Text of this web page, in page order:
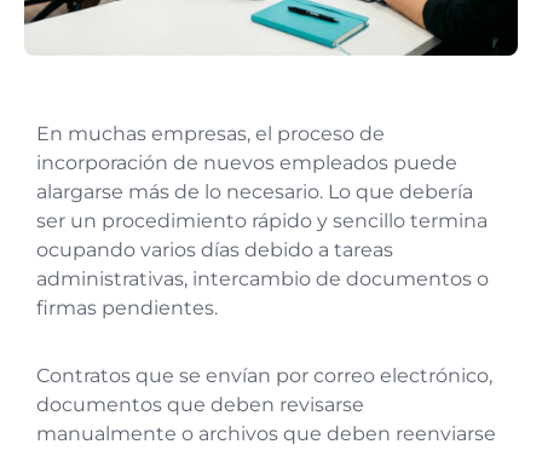
En muchas empresas, el proceso de
incorporación de nuevos empleados puede
alargarse más de lo necesario. Lo que debería
ser un procedimiento rápido y sencillo termina
ocupando varios días debido a tareas
administrativas, intercambio de documentos o
firmas pendientes.
Contratos que se envían por correo electrónico,
documentos que deben revisarse
manualmente o archivos que deben reenviarse